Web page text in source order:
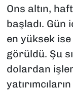
Ons altın,
başladı. Gün
en yüksek
görüldü. Şu
dolardan